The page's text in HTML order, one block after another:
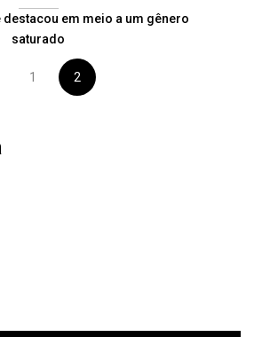
destacou em meio a um gênero
saturado
1 2